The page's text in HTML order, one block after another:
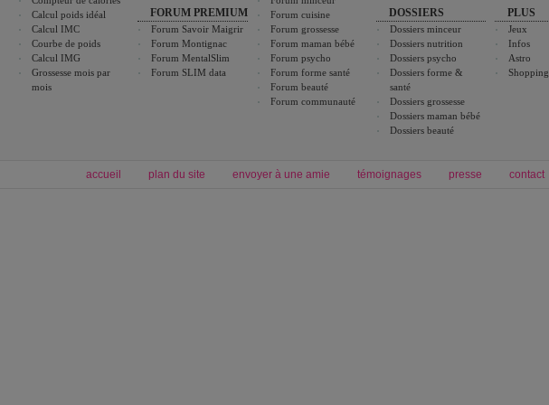
Calcul poids idéal
Calcul IMC
Courbe de poids
Calcul IMG
Grossesse mois par
mois
FORUM PREMIUM
Forum Savoir Maigrir
Forum Montignac
Forum MentalSlim
Forum SLIM data
Forum cuisine
Forum grossesse
Forum maman bébé
Forum psycho
Forum forme santé
Forum beauté
Forum communauté
DOSSIERS
Dossiers minceur
Dossiers nutrition
Dossiers psycho
Dossiers forme &
santé
Dossiers grossesse
Dossiers maman bébé
Dossiers beauté
PLUS
Jeux
Infos
Astro
Shopping
accueil plan du site envoyer à une amie témoignages presse contact